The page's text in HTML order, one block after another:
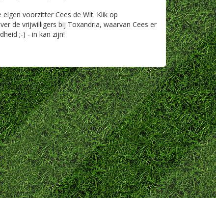
voorzitter Cees de Wit. Klik op
de vrijwilligers bij Toxandria, waarvan Cees er
;-) - in kan zijn!